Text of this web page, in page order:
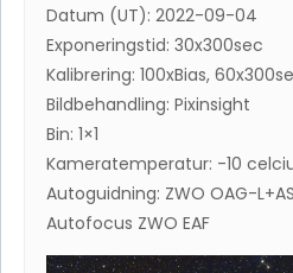
Datum (UT): 2022-09-04
Exponeringstid: 30x300sec
Kalibrering: 100xBias,
Bildbehandling: Pixinsight
Bin: 1×1
Kameratemperatur: -10
Autoguidning: ZWO OAG-
Autofocus ZWO EAF